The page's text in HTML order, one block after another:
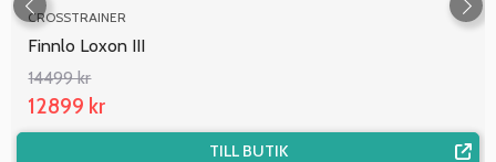
CROSSTRAINER
Finnlo Loxon III
14499 kr
12899 kr
TILL BUTIK